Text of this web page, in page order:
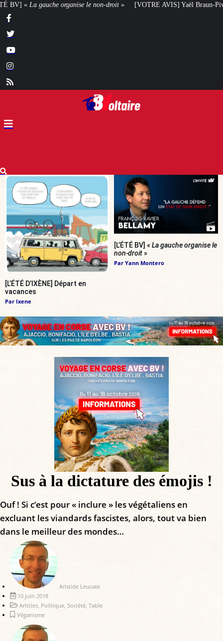
droit» [VOTRE AVIS] Yaël Braun-Pivet doit-elle renoncer à son projet
[L’ÉTÉ D’IXÈNE] Départ en
vacances
Par Ixene
[L’ÉTÉ BV] « La gauche organise le
non-droit»
Par Yann Montero
Sus à la dictature des émojis !
Ouf ! Si c’est pour « inclure » les végétaliens en
excluant les viandards fascistes, alors, tout va bien
dans le meilleur des mondes…
Aristide Leucate
10 juin 2018
Articles, Politique, Société, Table
Véganisme